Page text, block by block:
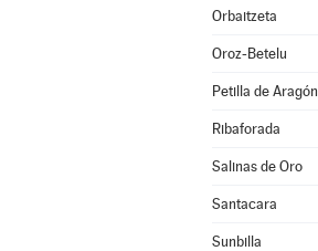
Orbaitzeta
Oroz-Betelu
Petilla de Aragón
Ribaforada
Salinas de Oro
Santacara
Sunbilla